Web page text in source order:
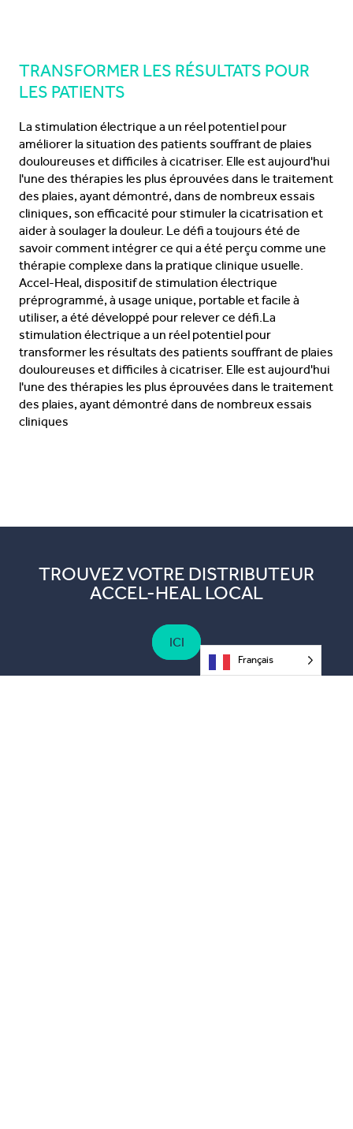
TRANSFORMER LES RÉSULTATS POUR
LES PATIENTS
La stimulation électrique a un réel potentiel pour
améliorer la situation des patients souffrant de plaies
douloureuses et difficiles à cicatriser. Elle est aujourd'hui
l'une des thérapies les plus éprouvées dans le traitement
des plaies, ayant démontré, dans de nombreux essais
cliniques, son efficacité pour stimuler la cicatrisation et
aider à soulager la douleur. Le défi a toujours été de
savoir comment intégrer ce qui a été perçu comme une
thérapie complexe dans la pratique clinique usuelle.
Accel-Heal, dispositif de stimulation électrique
préprogrammé, à usage unique, portable et facile à
utiliser, a été développé pour relever ce défi.La
stimulation électrique a un réel potentiel pour
transformer les résultats des patients souffrant de plaies
douloureuses et difficiles à cicatriser. Elle est aujourd'hui
l'une des thérapies les plus éprouvées dans le traitement
des plaies, ayant démontré dans de nombreux essais
cliniques
TROUVEZ VOTRE DISTRIBUTEUR
ACCEL-HEAL LOCAL
ICI
Français